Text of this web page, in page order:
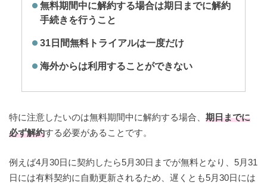
無料期間中に解約する場合は期日までに解約
手続きを行うこと
31日間無料トライアルは一度だけ
海外からは利用することができない
特に注意したいのは無料期間中に解約する場合、 期日までに
必ず解約する必要があることです。
例えば4月30日に契約したら5月30日までが無料となり、5月31
日には有料契約に自動更新されるため、遅くとも5月30日には